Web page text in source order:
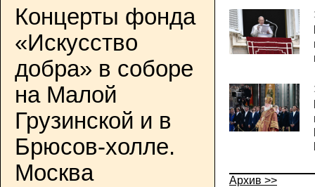
Концерты фонда
«Искусство
добра» в соборе
на Малой
Грузинской и в
Брюсов-холле.
Москва
Архив >>